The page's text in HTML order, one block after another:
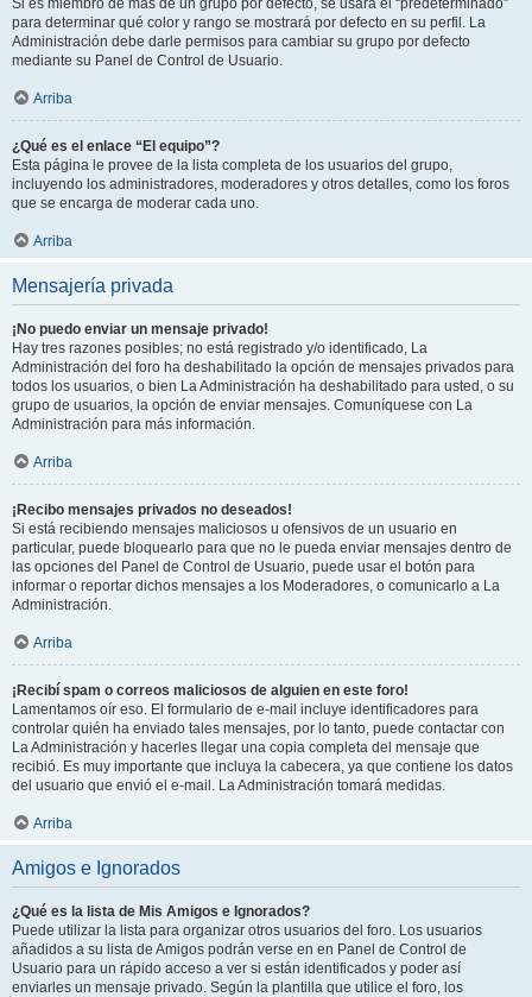
Si es miembro de más de un grupo por defecto, se usará el “predeterminado”
para determinar qué color y rango se mostrará por defecto en su perfil. La
Administración debe darle permisos para cambiar su grupo por defecto
mediante su Panel de Control de Usuario.
Arriba
¿Qué es el enlace “El equipo”?
Esta página le provee de la lista completa de los usuarios del grupo,
incluyendo los administradores, moderadores y otros detalles, como los foros
que se encarga de moderar cada uno.
Arriba
Mensajería privada
¡No puedo enviar un mensaje privado!
Hay tres razones posibles; no está registrado y/o identificado, La
Administración del foro ha deshabilitado la opción de mensajes privados para
todos los usuarios, o bien La Administración ha deshabilitado para usted, o su
grupo de usuarios, la opción de enviar mensajes. Comuníquese con La
Administración para más información.
Arriba
¡Recibo mensajes privados no deseados!
Si está recibiendo mensajes maliciosos u ofensivos de un usuario en
particular, puede bloquearlo para que no le pueda enviar mensajes dentro de
las opciones del Panel de Control de Usuario, puede usar el botón para
informar o reportar dichos mensajes a los Moderadores, o comunicarlo a La
Administración.
Arriba
¡Recibí spam o correos maliciosos de alguien en este foro!
Lamentamos oír eso. El formulario de e-mail incluye identificadores para
controlar quién ha enviado tales mensajes, por lo tanto, puede contactar con
La Administración y hacerles llegar una copia completa del mensaje que
recibió. Es muy importante que incluya la cabecera, ya que contiene los datos
del usuario que envió el e-mail. La Administración tomará medidas.
Arriba
Amigos e Ignorados
¿Qué es la lista de Mis Amigos e Ignorados?
Puede utilizar la lista para organizar otros usuarios del foro. Los usuarios
añadidos a su lista de Amigos podrán verse en en Panel de Control de
Usuario para un rápido acceso a ver si están identificados y poder así
enviarles un mensaje privado. Según la plantilla que utilice el foro, los